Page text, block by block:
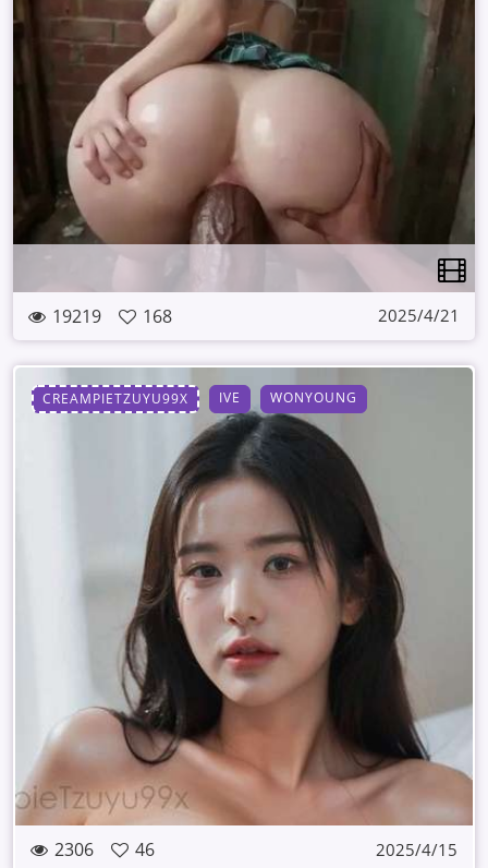
19219 168 2025/4/21
CREAMPIETZUYU99X IVE WONYOUNG
2306 46 2025/4/15